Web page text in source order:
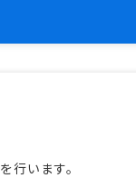
行います。